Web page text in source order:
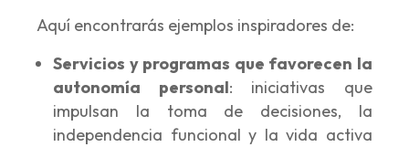
Aquí encontrarás ejemplos inspiradores de:
Servicios y programas que favorecen la
autonomía personal:
iniciativas que
impulsan la toma de decisiones, la
independencia funcional y la vida activa